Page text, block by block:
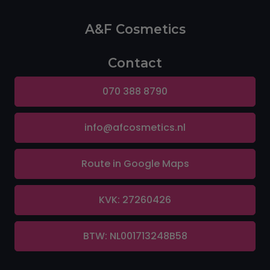
A&F Cosmetics
Contact
070 388 8790
info@afcosmetics.nl
Route in Google Maps
KVK: 27260426
BTW: NL001713248B58